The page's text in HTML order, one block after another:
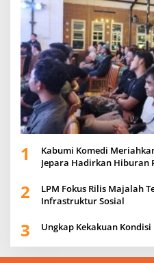
1
Kabumi Komedi
Jepara Hadirkan Hiburan
2
LPM Fokus Rilis Majalah
Infrastruktur Sosial
3 Ungkap Kekakuan